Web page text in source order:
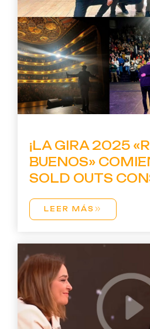
¡LA GIRA 2025
BUENOS»
SOLD OUTS
LEER MÁS